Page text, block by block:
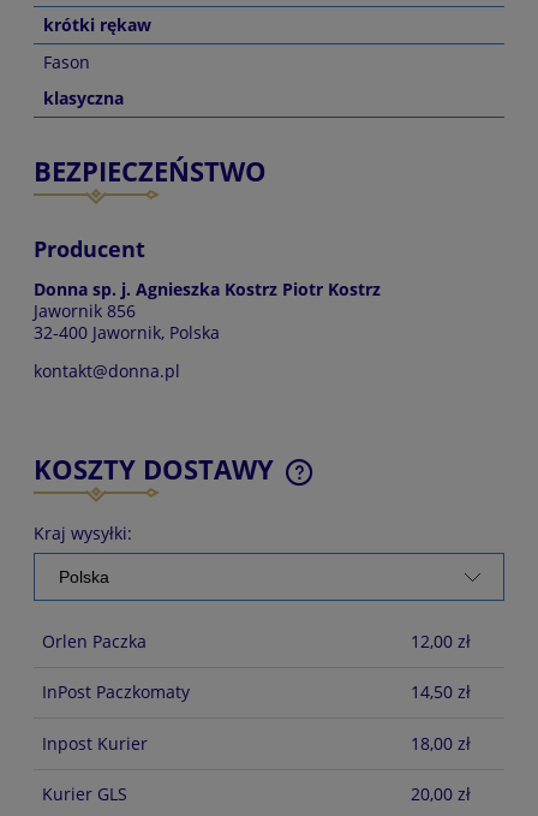
krótki rękaw
Fason
klasyczna
BEZPIECZEŃSTWO
Producent
Donna sp. j. Agnieszka Kostrz Piotr Kostrz
Jawornik 856
32-400 Jawornik, Polska
kontakt@donna.pl
KOSZTY DOSTAWY
CENA NIE ZAWIERA EWENTUALNYCH KOSZTÓW
PŁATNOŚCI
Kraj wysyłki:
Orlen Paczka 12,00 zł
InPost Paczkomaty 14,50 zł
Inpost Kurier 18,00 zł
Kurier GLS 20,00 zł